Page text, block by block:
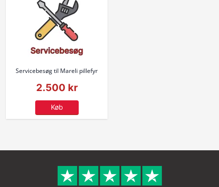
Servicebesøg til Mareli pillefyr
2.500 kr
Køb